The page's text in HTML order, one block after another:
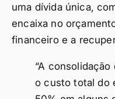
uma dívida única,
encaixa no
financeiro e a
“A
o custo total do